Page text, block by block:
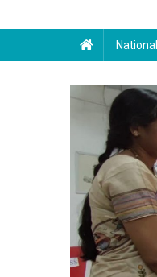
National